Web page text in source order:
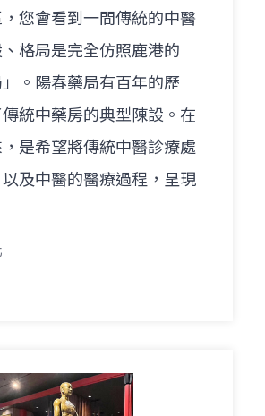
您會看到一間傳統的中醫
格局是完全仿照鹿港的
」。陽春藥局有百年的歷
統中藥房的典型陳設。在
是希望將傳統中醫診療處
及中醫的醫療過程，呈現